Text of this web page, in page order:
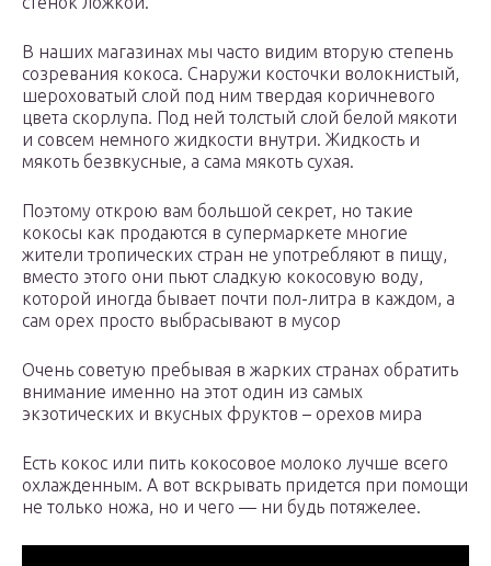
В наших магазинах мы часто видим вторую степень
созревания кокоса. Снаружи косточки волокнистый,
шероховатый слой под ним твердая коричневого
цвета скорлупа. Под ней толстый слой белой мякоти
и совсем немного жидкости внутри. Жидкость и
мякоть безвкусные, а сама мякоть сухая.
Поэтому открою вам большой секрет, но такие
кокосы как продаются в супермаркете многие
жители тропических стран не употребляют в пищу,
вместо этого они пьют сладкую кокосовую воду,
которой иногда бывает почти пол-литра в каждом, а
сам орех просто выбрасывают в мусор
Очень советую пребывая в жарких странах обратить
внимание именно на этот один из самых
экзотических и вкусных фруктов – орехов мира
Есть кокос или пить кокосовое молоко лучше всего
охлажденным. А вот вскрывать придется при помощи
не только ножа, но и чего — ни будь потяжелее.